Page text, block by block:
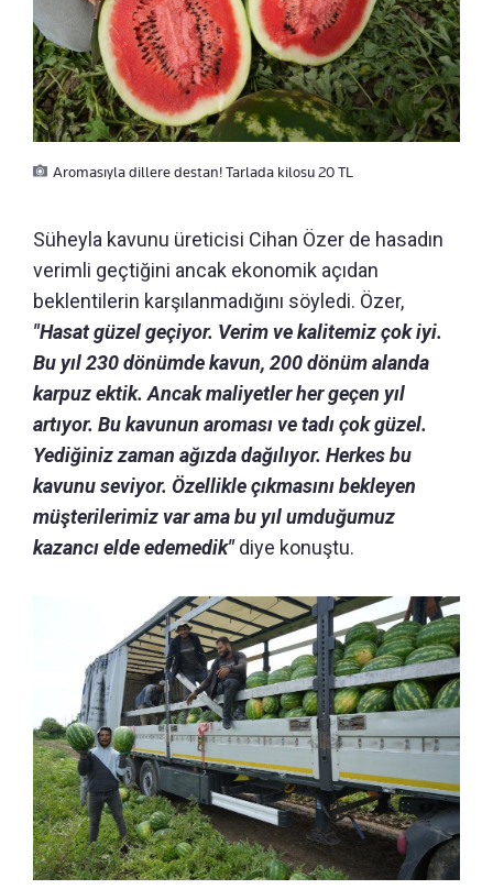
Aromasıyla dillere destan! Tarlada kilosu 20 TL
Süheyla kavunu üreticisi Cihan Özer de hasadın
verimli geçtiğini ancak ekonomik açıdan
beklentilerin karşılanmadığını söyledi. Özer,
"Hasat güzel geçiyor. Verim ve kalitemiz çok iyi.
Bu yıl 230 dönümde kavun, 200 dönüm alanda
karpuz ektik. Ancak maliyetler her geçen yıl
artıyor. Bu kavunun aroması ve tadı çok güzel.
Yediğiniz zaman ağızda dağılıyor. Herkes bu
kavunu seviyor. Özellikle çıkmasını bekleyen
müşterilerimiz var ama bu yıl umduğumuz
kazancı elde edemedik"diye konuştu.